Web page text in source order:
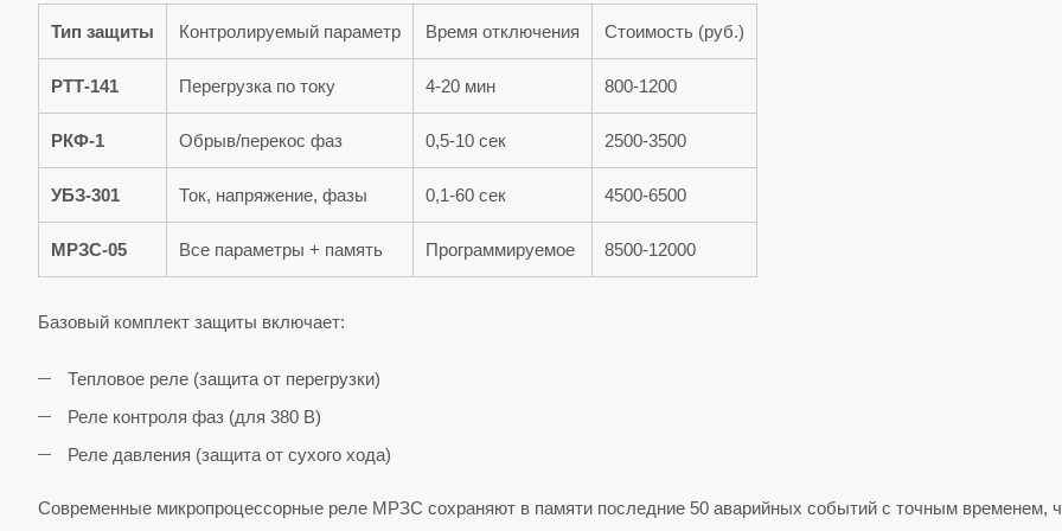
Тип защиты Контролируемый параметр Время отключения Стоимость (руб.)
РТТ-141 Перегрузка по току 4-20 мин 800-1200
РКФ-1 Обрыв/перекос фаз 0,5-10 сек 2500-3500
УБЗ-301 Ток, напряжение, фазы 0,1-60 сек 4500-6500
МРЗС-05 Все параметры + память Программируемое 8500-12000
Базовый комплект защиты включает:
Тепловое реле (защита от перегрузки)
Реле контроля фаз (для 380 В)
Реле давления (защита от сухого хода)
Современные микропроцессорные реле МРЗС сохраняют в памяти последние 50 аварийных событий с точным временем,